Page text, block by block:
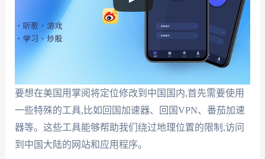
要想在美国用掌阅将定位修改到中国国内,首先需要使用
一些特殊的工具,比如回国加速器、回国VPN、番茄加速
器等。这些工具能够帮助我们绕过地理位置的限制,访问
到中国大陆的网站和应用程序。